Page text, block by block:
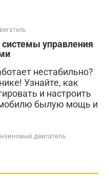
системы управления
нестабильно?
Узнайте, как
и настроить
былую мощь и
двигатель